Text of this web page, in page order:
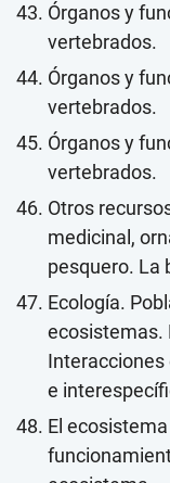
Órganos y
vertebrados.
Órganos y
vertebrados.
Órganos y
vertebrados.
Otros
medicinal,
pesquero. La
Ecología.
ecosistemas.
Interacciones
e
El